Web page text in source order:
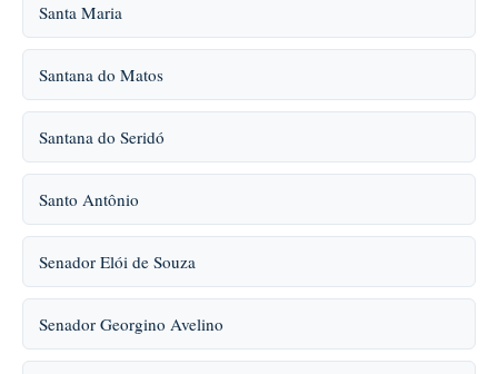
Santa Maria
Santana do Matos
Santana do Seridó
Santo Antônio
Senador Elói de Souza
Senador Georgino Avelino